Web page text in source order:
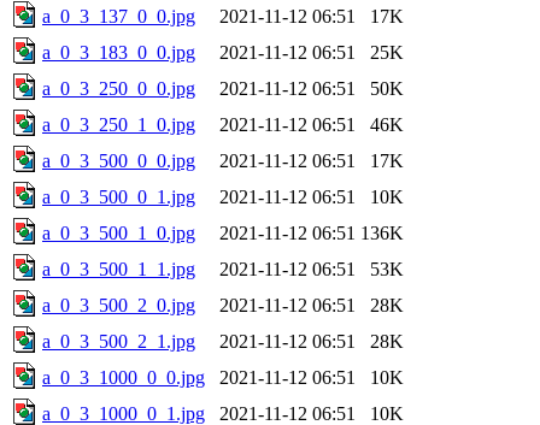
a_0_3_137_0_0.jpg 2021-11-12 06:51
17K
a_0_3_183_0_0.jpg
2021-11-12 06:51
25K
a_0_3_250_0_0.jpg
2021-11-12 06:51
50K
a_0_3_250_1_0.jpg
2021-11-12 06:51
46K
a_0_3_500_0_0.jpg
2021-11-12 06:51
17K
a_0_3_500_0_1.jpg
2021-11-12 06:51
10K
a_0_3_500_1_0.jpg
2021-11-12 06:51 136K
a_0_3_500_1_1.jpg
2021-11-12 06:51
53K
a_0_3_500_2_0.jpg
2021-11-12 06:51
28K
a_0_3_500_2_1.jpg
2021-11-12 06:51
28K
a_0_3_1000_0_0.jpg
2021-11-12 06:51
10K
a_0_3_1000_0_1.jpg
2021-11-12 06:51
10K